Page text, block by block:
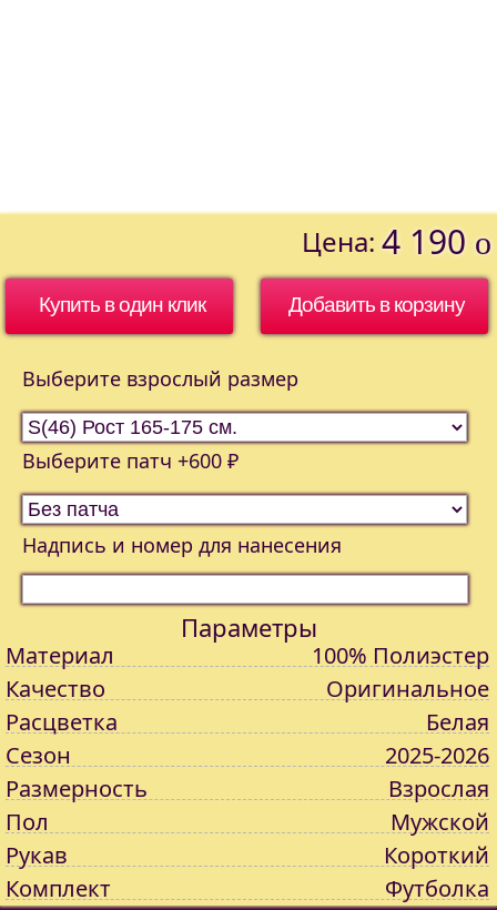
Цена: 4 190 o
Купить в один клик
Выберите взрослый размер
Выберите патч +600 ₽
Надпись и номер для нанесения
Параметры
Материал
100% Полиэстер
Качество
Оригинальное
Расцветка
Белая
Сезон
2025-2026
Размерность
Взрослая
Пол
Мужской
Рукав
Короткий
Комплект
Футболка